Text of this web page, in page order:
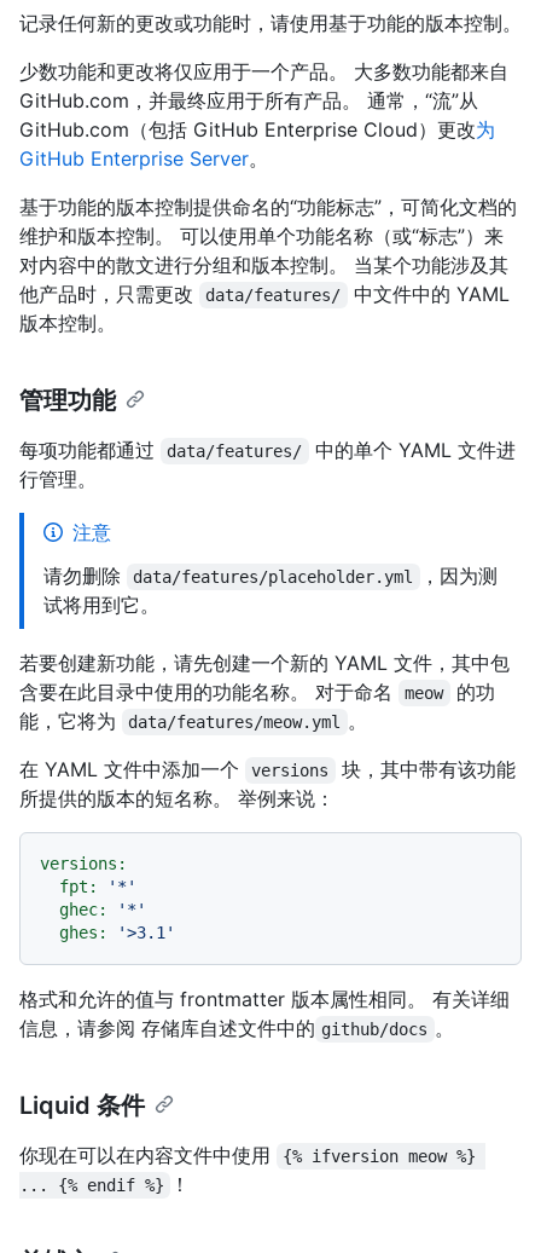
记录任何新的更改或功能时，请使用基于功能的版本控制。
少数功能和更改将仅应用于一个产品。 大多数功能都来自
GitHub.com，并最终应用于所有产品。 通常，“流”从
GitHub.com（包括 GitHub Enterprise Cloud）更改为
GitHub Enterprise Server。
基于功能的版本控制提供命名的“功能标志”，可简化文档的
维护和版本控制。 可以使用单个功能名称（或“标志”）来
对内容中的散文进行分组和版本控制。 当某个功能涉及其
他产品时，只需更改
data/features/
中文件中的 YAML
版本控制。
管理功能
每项功能都通过 data/features/
中的单个 YAML 文件进
行管理。
注意
请勿删除
data/features/placeholder.yml
，因为测
试将用到它。
若要创建新功能，请先创建一个新的 YAML 文件，其中包
含要在此目录中使用的功能名称。 对于命名
meow
的功
能，它将为
data/features/meow.yml
。
在 YAML 文件中添加一个
versions
块，其中带有该功能
所提供的版本的短名称。 举例来说：
versions:
fpt:
'*'
ghec:
'*'
ghes:
'>3.1'
格式和允许的值与 frontmatter 版本属性相同。 有关详细
信息，请参阅 存储库自述文件中的 github/docs 。
Liquid 条件
你现在可以在内容文件中使用
{% ifversion meow %}
... {% endif %}
！